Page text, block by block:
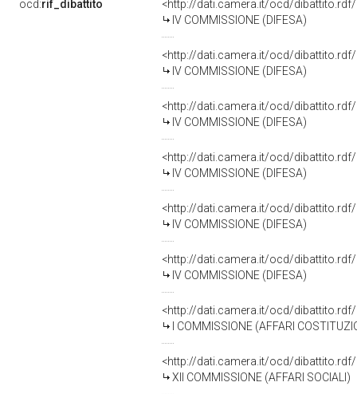
ocd:rif_dibattito
<http://dati.camera.it/ocd/
IV COMMISSIONE (DIFESA)
<http://dati.camera.it/ocd/
IV COMMISSIONE (DIFESA)
<http://dati.camera.it/ocd/
IV COMMISSIONE (DIFESA)
<http://dati.camera.it/ocd/
IV COMMISSIONE (DIFESA)
<http://dati.camera.it/ocd/
IV COMMISSIONE (DIFESA)
<http://dati.camera.it/ocd/
IV COMMISSIONE (DIFESA)
<http://dati.camera.it/ocd/
I COMMISSIONE (AFFARI
<http://dati.camera.it/ocd/
XII COMMISSIONE (AFFARI SOCIALI)